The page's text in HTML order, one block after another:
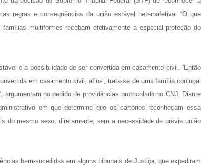
regras e consequências da união estável heteroafetiva. “O que
multiformes recebam efetivamente a especial proteção do
é a possibilidade de ser convertida em casamento civil. “Então
em casamento civil, afinal, trata-se de uma família conjugal
no pedido de providências protocolado no CNJ. Diante
em que determine que os cartórios reconheçam essa
do mesmo sexo, diretamente, sem a necessidade de prévia união
bem-sucedidas em alguns tribunais de Justiça, que expediram